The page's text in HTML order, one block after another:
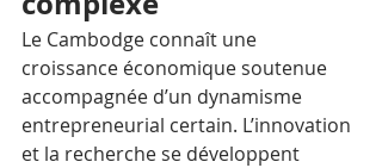
Le Cambodge connaît une
croissance économique soutenue
accompagnée d’un dynamisme
entrepreneurial certain. L’innovation
et la recherche se développent